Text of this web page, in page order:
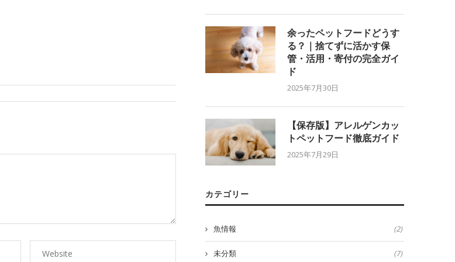
余ったペットフードどうす
る？｜捨てずに活かす保
管・活用・寄付の完全ガイ
ド
2025年7月30日
【保存版】アレルゲンカッ
トペットフード徹底ガイド
2025年7月29日
カテゴリー
魚情報 (2)
未分類 (7)